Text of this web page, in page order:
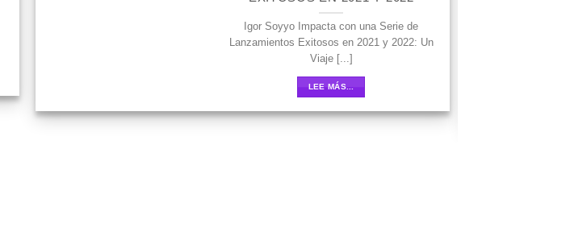
Igor Soyyo Impacta con una Serie de
Lanzamientos Exitosos en 2021 y 2022: Un
Viaje [...]
LEE MÁS...